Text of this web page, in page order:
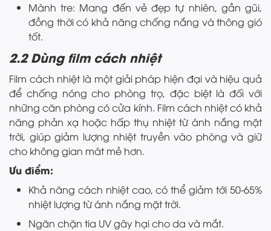
Mành tre: Mang đến vẻ đẹp tự nhiên, gần gũi,
đồng thời có khả năng chống nắng và thông gió
tốt.
2.2 Dùng film cách nhiệt
Film cách nhiệt là một giải pháp hiện đại và hiệu quả
để chống nóng cho phòng trọ, đặc biệt là đối với
những căn phòng có cửa kính. Film cách nhiệt có khả
năng phản xạ hoặc hấp thụ nhiệt từ ánh nắng mặt
trời, giúp giảm lượng nhiệt truyền vào phòng và giữ
cho không gian mát mẻ hơn.
Ưu điểm:
Khả năng cách nhiệt cao, có thể giảm tới 50-65%
nhiệt lượng từ ánh nắng mặt trời.
Ngăn chặn tia UV gây hại cho da và mắt.